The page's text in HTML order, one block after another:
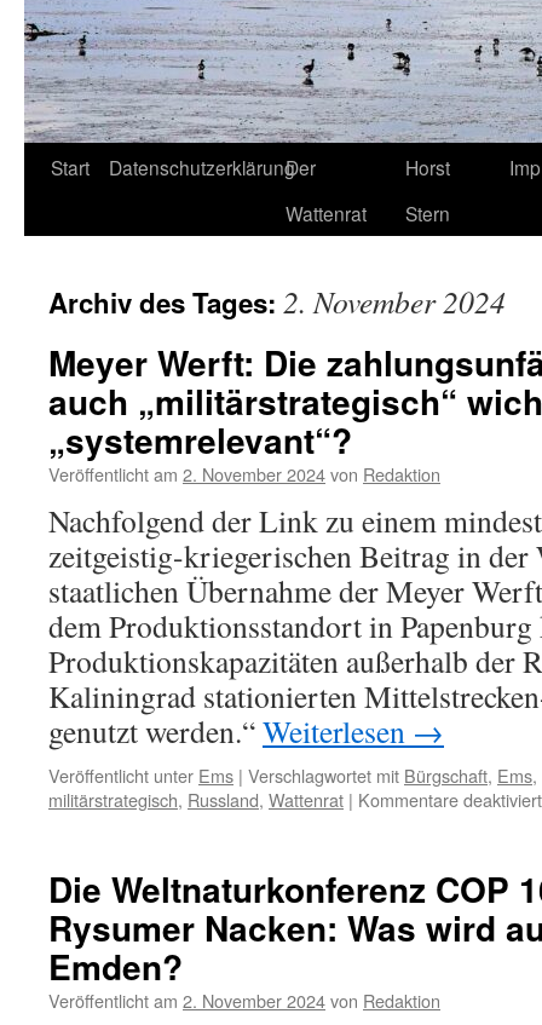
Start DatenschutzerklärungDer
Wattenrat
Horst
Stern
Archiv des Tages: 2. November 2024
Meyer Werft: Die
auch „militärstrategisch“
„systemrelevant“?
Veröffentlicht am 2. November 2024von Redaktion
Nachfolgend der Link zu einem
zeitgeistig-kriegerischen Beitrag in
staatlichen Übernahme der Meyer
dem Produktionsstandort in Papenburg
Produktionskapazitäten außerhalb der
Kaliningrad stationierten
genutzt werden.“Weiterlesen →
Veröffentlicht unter Ems | Verschlagwortet mit Bürgschaft, Ems,
militärstrategisch, Russland, Wattenrat | Kommentare deaktiviert
Die Weltnaturkonferenz COP
Rysumer Nacken: Was wird
Emden?
Veröffentlicht am 2. November 2024von Redaktion